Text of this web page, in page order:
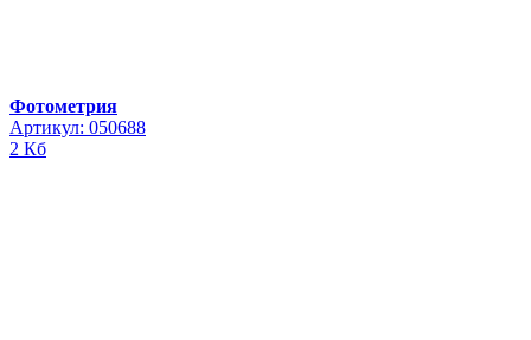
Фотометрия
Артикул: 050688
2 Кб